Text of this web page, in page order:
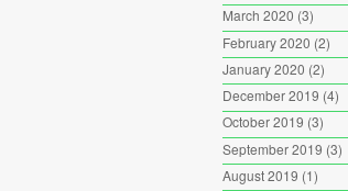
March 2020 (3)
February 2020 (2)
January 2020 (2)
December 2019 (4)
October 2019 (3)
September 2019 (3)
August 2019 (1)